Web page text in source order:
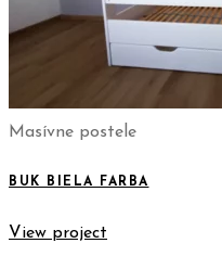
Masívne postele
BUK BIELA FARBA
View project